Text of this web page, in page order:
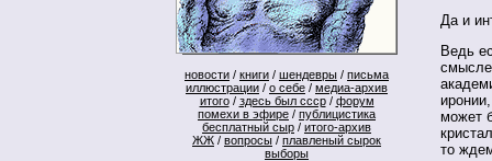
новости / книги / шендевры / письма
иллюстрации / о себе / медиа-архив
итого/ здесь был ссср/ форум
помехи в эфире / публицистика
бесплатный сыр / итого-архив
ЖЖ / вопросы / плавленый сырок
выборы
Да и
Ведь
может
то